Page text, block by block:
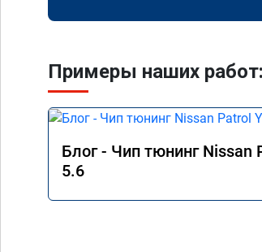
Примеры наших работ:
Блог - Чип тюнинг Nissan
5.6